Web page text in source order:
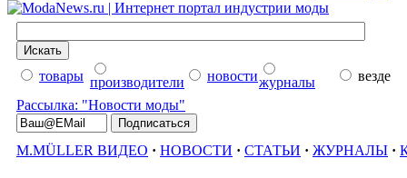
товары производители новостижурналы
везде
Рассылка: "Новости моды"
M.MÜLLER ВИДЕО · НОВОСТИ · СТАТЬИ · ЖУРНАЛЫ ·